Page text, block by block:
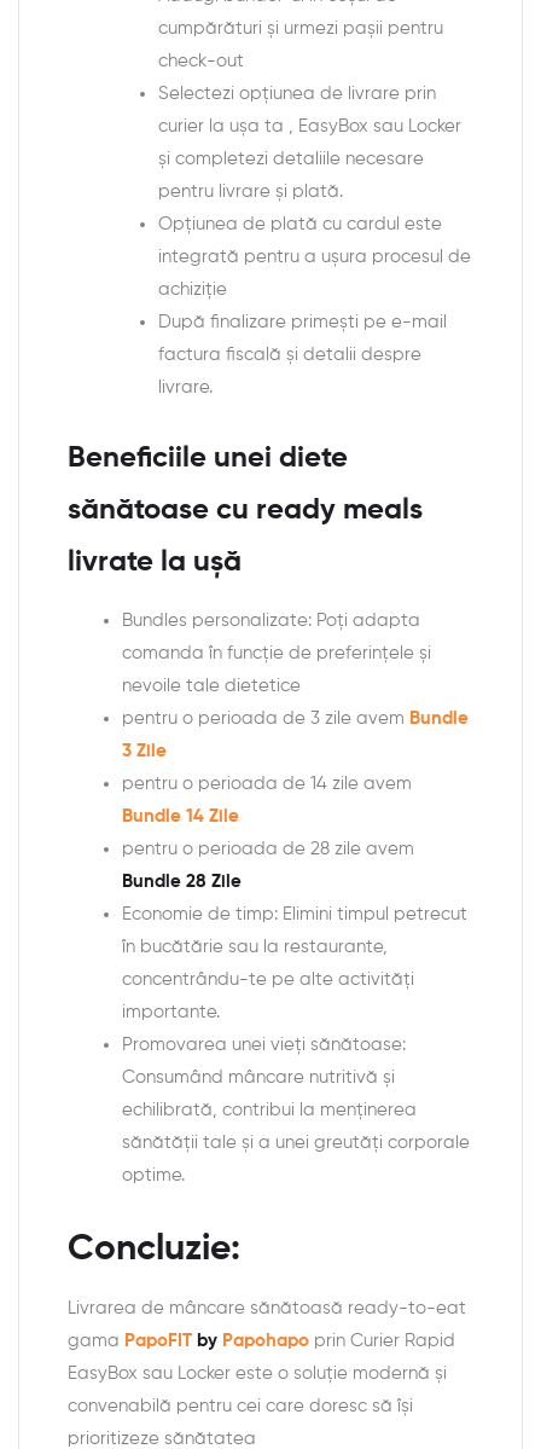
cumpărături și urmezi pașii pentru
check-out
Selectezi opțiunea de livrare prin
curier la ușa ta , EasyBox sau Locker
și completezi detaliile necesare
pentru livrare și plată.
Opțiunea de plată cu cardul este
integrată pentru a ușura procesul de
achiziție
După finalizare primești pe e-mail
factura fiscală și detalii despre
livrare.
Beneficiile unei diete
sănătoase cu ready meals
livrate la ușă
Bundles personalizate: Poți adapta
comanda în funcție de preferințele și
nevoile tale dietetice
pentru o perioada de 3 zile avem Bundle
3 Zile
pentru o perioada de 14 zile avem
Bundle 14 Zile
pentru o perioada de 28 zile avem
Bundle 28 Zile
Economie de timp: Elimini timpul petrecut
în bucătărie sau la restaurante,
concentrându-te pe alte activități
importante.
Promovarea unei vieți sănătoase:
Consumând mâncare nutritivă și
echilibrată, contribui la menținerea
sănătății tale și a unei greutăți corporale
optime.
Concluzie:
Livrarea de mâncare sănătoasă ready-to-eat
gama PapoFIT by Papohapo prin Curier Rapid
EasyBox sau Locker este o soluție modernă și
convenabilă pentru cei care doresc să își
prioritizeze sănătatea